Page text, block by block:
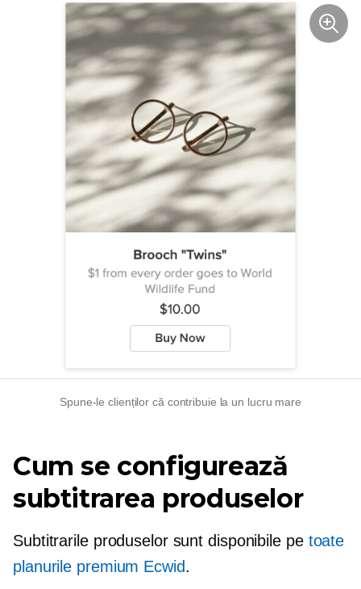
Spune-le clienților că contribuie la un lucru mare
Cum se configurează
subtitrarea produselor
Subtitrarile produselor sunt disponibile pe toate
planurile premium Ecwid.